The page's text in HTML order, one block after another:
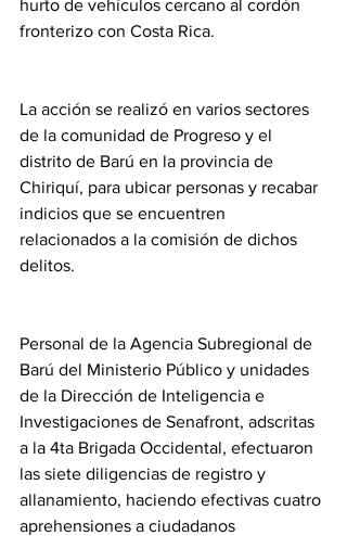
hurto de vehículos cercano al cordón
fronterizo con Costa Rica.
La acción se realizó en varios sectores
de la comunidad de Progreso y el
distrito de Barú en la provincia de
Chiriquí, para ubicar personas y recabar
indicios que se encuentren
relacionados a la comisión de dichos
delitos.
Personal de la Agencia Subregional de
Barú del Ministerio Público y unidades
de la Dirección de Inteligencia e
Investigaciones de Senafront, adscritas
a la 4ta Brigada Occidental, efectuaron
las siete diligencias de registro y
allanamiento, haciendo efectivas cuatro
aprehensiones a ciudadanos